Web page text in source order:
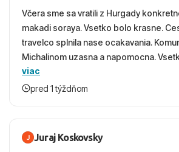
Včera sme sa vratili z Hurgady
makadi soraya. Vsetko bolo krasne.
travelco splnila nase ocakavania.
Michalinom uzasna a napomocna.
vecernych hodinach zaco sa
krasny, cisty. Sluzby top. Strava,
viac
pred 1 týždňom
Juraj Koskovsky